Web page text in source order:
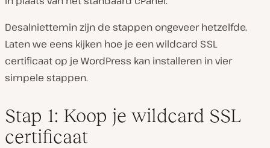
Desalniettemin zijn de stappen ongeveer hetzelfde.
Laten we eens kijken hoe je een wildcard SSL
certificaat op je WordPress kan installeren in vier
simpele stappen.
Stap 1: Koop je wildcard SSL
certificaat